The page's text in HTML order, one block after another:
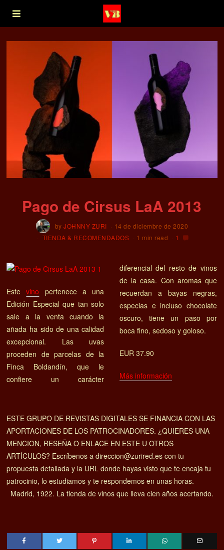
Pago de Cirsus LaA 2013
byJOHNNY ZURI
14 de diciembre de 2020
TIENDA & RECOMENDADOS
1 min read 1
Estevino pertenece a una
Edición Especial que tan solo
sale a la venta cuando la
añada ha sido de una calidad
excepcional. Las uvas
proceden de parcelas de la
Finca Boldandín, que le
confiere un carácter
diferencial del resto de vinos
de la casa. Con aromas que
recuerdan a bayas negras,
especias e incluso chocolate
oscuro, tiene un paso por
boca fino, sedoso y goloso.
EUR 37.90
Más información
ESTE GRUPO DE REVISTAS DIGITALES SE FINANCIA CON LAS
APORTACIONES DE LOS PATROCINADORES. ¿QUIERES UNA
MENCION, RESEÑA O ENLACE EN ESTE U OTROS
ARTÍCULOS? Escríbenos a direccion@zurired.es con tu
propuesta detallada y la URL donde hayas visto que te encaja tu
patrocinio, lo estudiamos y te respondemos en unas horas.
Madrid, 1922. La tienda de vinos que lleva cien años acertando.